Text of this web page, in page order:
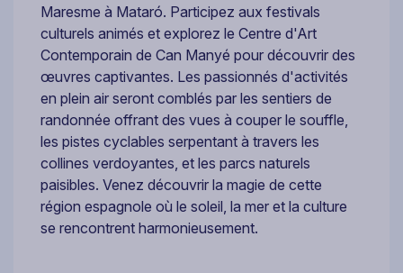
Maresme à Mataró. Participez aux festivals
culturels animés et explorez le Centre d'Art
Contemporain de Can Manyé pour découvrir des
œuvres captivantes. Les passionnés d'activités
en plein air seront comblés par les sentiers de
randonnée offrant des vues à couper le souffle,
les pistes cyclables serpentant à travers les
collines verdoyantes, et les parcs naturels
paisibles. Venez découvrir la magie de cette
région espagnole où le soleil, la mer et la culture
se rencontrent harmonieusement.